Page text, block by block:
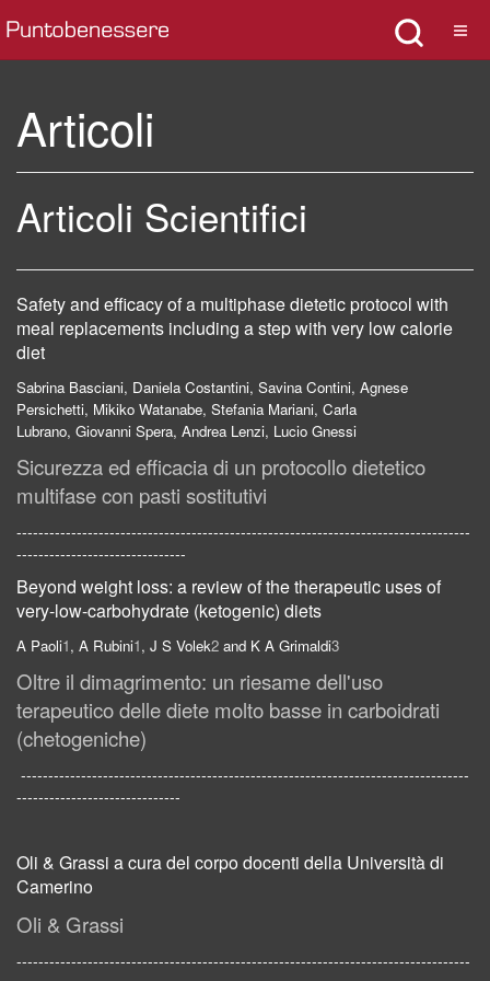
Articoli
Articoli Scientifici
Safety and efficacy of a multiphase dietetic protocol with
meal replacements including a step with very low calorie
diet
Sabrina Basciani, Daniela Costantini, Savina Contini, Agnese
Persichetti, Mikiko Watanabe, Stefania Mariani, Carla
Lubrano, Giovanni Spera, Andrea Lenzi, Lucio Gnessi
Sicurezza ed efficacia di un protocollo dietetico
multifase con pasti sostitutivi
-----------------------------------------------------------------------------------
-------------------------------
Beyond weight loss: a review of the therapeutic uses of
very-low-carbohydrate (ketogenic) diets
A Paoli1, A Rubini1, J S Volek2 and K A Grimaldi3
Oltre il dimagrimento: un riesame dell'uso
terapeutico delle diete molto basse in carboidrati
(chetogeniche)
----------------------------------------------------------------------------------
------------------------------
Oli & Grassi a cura del corpo docenti della Università di
Camerino
Oli & Grassi
-----------------------------------------------------------------------------------